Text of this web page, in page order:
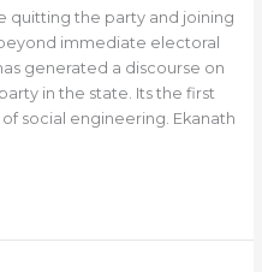
quitting the party and joining
immediate electoral
generated a discourse on
in the state. Its the first
social engineering. Ekanath